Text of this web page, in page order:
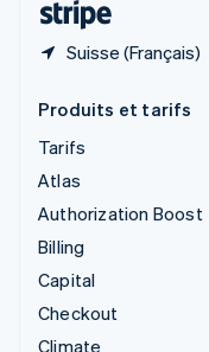
Suisse (Français)
Produits et tarifs
Tarifs
Atlas
Authorization Boost
Billing
Capital
Checkout
Climate